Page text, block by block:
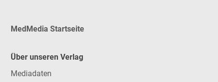
MedMedia Startseite
Über unseren Verlag
Mediadaten